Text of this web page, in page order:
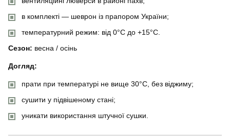
в комплекті — шеврон із прапором України;
температурний режим: від 0°C до +15°C.
Сезон: весна / осінь
Догляд:
прати при температурі не вище 30°C, без віджиму;
сушити у підвішеному стані;
уникати використання штучної сушки.